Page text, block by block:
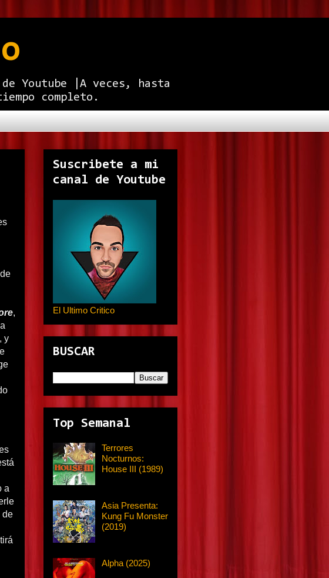
Youtube |A veces, hasta
completo.
,
, y
a
de
Suscribete a mi
canal de Youtube
El Ultimo Critico
BUSCAR
Top Semanal
Terrores
Nocturnos:
House III (1989)
Asia Presenta:
Kung Fu Monster
(2019)
Alpha (2025)